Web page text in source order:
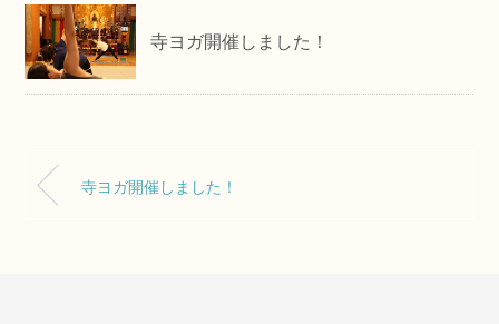
寺ヨガ開催しました！
寺ヨガ開催しました！